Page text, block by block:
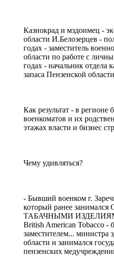
Казнокрад и мздоимец -
области И.Белозерцев -
годах - заместитель
области по работе с
годах - начальник отдела
запаса Пензенской
Как результат - в
военкоматов и их
этажах власти и бизнес
Чему удивляться?
- Бывший военком г.
который ранее
ТАБАЧНЫМИ ИЗДЕЛИЯМИ
British American Tobacco -
заместителем... министра
области и занимался
пензенских